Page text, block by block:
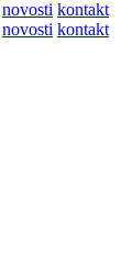
novosti kontakt
novosti kontakt